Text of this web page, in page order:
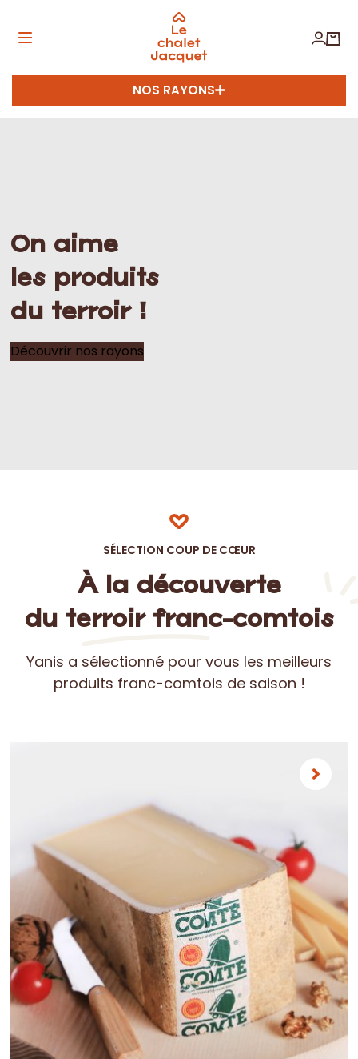
NOS RAYONS
On aime
les produits
du terroir !
Découvrir nos rayons
SÉLECTION COUP DE CŒUR
À la découverte
du terroir franc-comtois
Yanis a sélectionné pour vous les meilleurs
produits franc-comtois de saison !